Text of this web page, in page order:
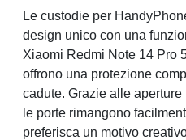
Le custodie per
design unico con una
Xiaomi Redmi Note 14 Pro
offrono una protezione
cadute. Grazie alle
le porte rimangono
preferisca un motivo